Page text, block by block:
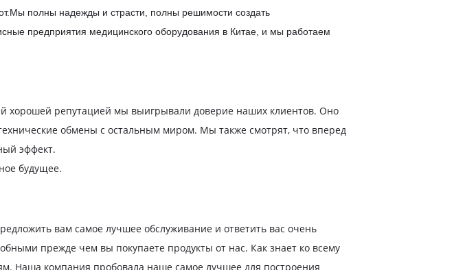
полны надежды и страсти, полны решимости создать
предприятия медицинского оборудования в Китае, и мы работаем
хорошей репутацией мы выигрывали доверие наших клиентов. Оно
обмены с остальным миром. Мы также смотрят, что вперед
эффект.
будущее.
вам самое лучшее обслуживание и ответить вас очень
прежде чем вы покупаете продукты от нас. Как знает ко всему
Наша компания пробовала наше самое лучшее для построения